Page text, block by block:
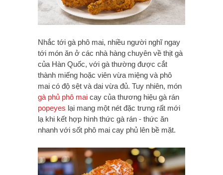
Nhắc tới gà phô mai, nhiều người nghĩ ngay
tới món ăn ở các nhà hàng chuyên về thịt gà
của Hàn Quốc, với gà thường được cắt
thành miếng hoặc viên vừa miệng và phô
mai có độ sệt và dai vừa đủ. Tuy nhiên, món
gà phủ phô mai cay của thương hiệu gà rán
popeyes lại mang một nét đặc trưng rất mới
lạ khi kết hợp hình thức gà rán - thức ăn
nhanh với sốt phô mai cay phủ lên bề mặt.